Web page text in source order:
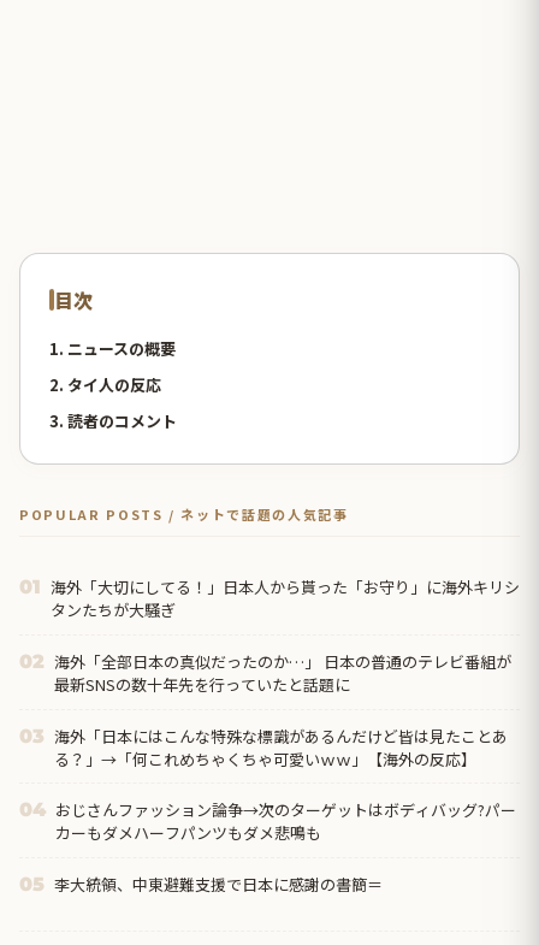
目次
1. ニュースの概要
2. タイ人の反応
3. 読者のコメント
POPULAR POSTS / ネットで話題の人気記事
01 海外「大切にしてる！」日本人から貰った「お守り」に海外キリシ
タンたちが大騒ぎ
02 海外「全部日本の真似だったのか…」 日本の普通のテレビ番組が
最新SNSの数十年先を行っていたと話題に
03 海外「日本にはこんな特殊な標識があるんだけど皆は見たことあ
る？」→「何これめちゃくちゃ可愛いｗｗ」【海外の反応】
04 おじさんファッション論争→次のターゲットはボディバッグ?パー
カーもダメハーフパンツもダメ悲鳴も
05 李大統領、中東避難支援で日本に感謝の書簡＝